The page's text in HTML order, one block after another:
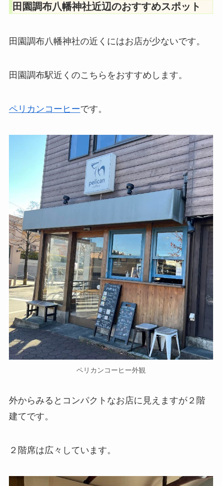
田園調布八幡神社近辺のおすすめスポット
田園調布八幡神社の近くにはお店が少ないです。
田園調布駅近くのこちらをおすすめします。
ペリカンコーヒーです。
ペリカンコーヒー外観
外からみるとコンパクトなお店に見えますが２階
建てです。
２階席は広々しています。